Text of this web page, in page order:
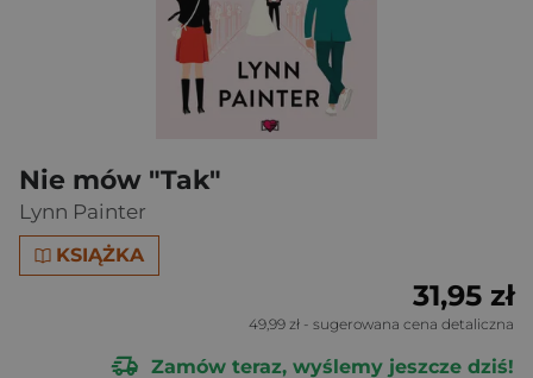
Nie mów "Tak"
Lynn Painter
KSIĄŻKA
31,95 zł
49,99 zł - sugerowana cena detaliczna
Zamów teraz, wyślemy jeszcze dziś!